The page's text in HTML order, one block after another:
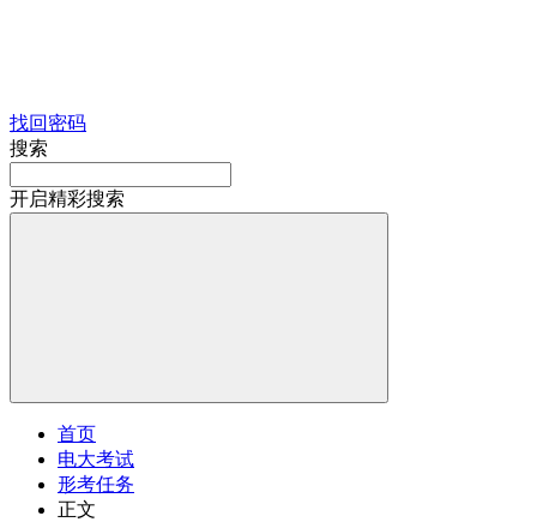
找回密码
搜索
开启精彩搜索
首页
电大考试
形考任务
正文